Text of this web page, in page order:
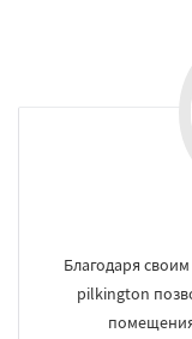
Благодаря
pilkington